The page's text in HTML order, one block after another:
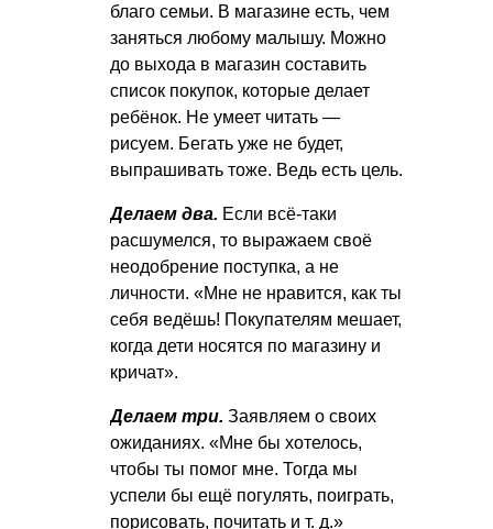
благо семьи. В магазине есть, чем
заняться любому малышу. Можно
до выхода в магазин составить
список покупок, которые делает
ребёнок. Не умеет читать —
рисуем. Бегать уже не будет,
выпрашивать тоже. Ведь есть цель.
Делаем два. Если всё-таки
расшумелся, то выражаем своё
неодобрение поступка, а не
личности. «Мне не нравится, как ты
себя ведёшь! Покупателям мешает,
когда дети носятся по магазину и
кричат».
Делаем три. Заявляем о своих
ожиданиях. «Мне бы хотелось,
чтобы ты помог мне. Тогда мы
успели бы ещё погулять, поиграть,
порисовать, почитать и т. д.»